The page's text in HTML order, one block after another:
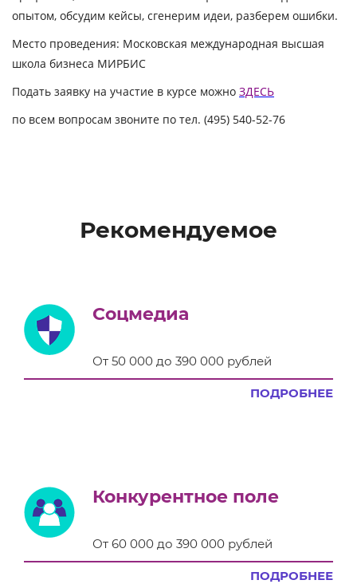
опытом, обсудим кейсы, сгенерим идеи, разберем ошибки.
Место проведения: Московская международная высшая
школа бизнеса МИРБИС
Подать заявку на участие в курсе можно ЗДЕСЬ
по всем вопросам звоните по тел. (495) 540-52-76
Рекомендуемое
Соцмедиа
От 50 000 до 390 000 рублей
ПОДРОБНЕЕ
Конкурентное поле
От 60 000 до 390 000 рублей
ПОДРОБНЕЕ